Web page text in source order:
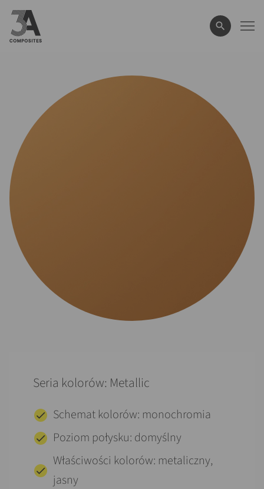
wyszukiwane
hasło
Seria kolorów: Metallic
Schemat kolorów: monochromia
Poziom połysku: domyślny
Właściwości kolorów: metaliczny,
jasny